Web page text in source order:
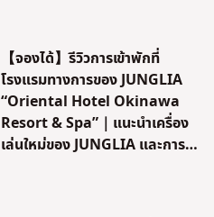
【จองได้】รีวิวการเข้าพักที่
โรงแรมทางการของ JUNGLIA
“Oriental Hotel Okinawa
Resort & Spa”｜แนะนำเครื่อง
เล่นใหม่ของ JUNGLIA และการ